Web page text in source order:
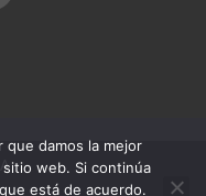
que damos la mejor
web. Si continúa
está de acuerdo.